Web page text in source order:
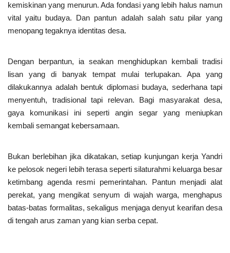
kemiskinan yang menurun. Ada fondasi yang lebih halus namun
vital yaitu budaya. Dan pantun adalah salah satu pilar yang
menopang tegaknya identitas desa.
Dengan berpantun, ia seakan menghidupkan kembali tradisi
lisan yang di banyak tempat mulai terlupakan. Apa yang
dilakukannya adalah bentuk diplomasi budaya, sederhana tapi
menyentuh, tradisional tapi relevan. Bagi masyarakat desa,
gaya komunikasi ini seperti angin segar yang meniupkan
kembali semangat kebersamaan.
Bukan berlebihan jika dikatakan, setiap kunjungan kerja Yandri
ke pelosok negeri lebih terasa seperti silaturahmi keluarga besar
ketimbang agenda resmi pemerintahan. Pantun menjadi alat
perekat, yang mengikat senyum di wajah warga, menghapus
batas-batas formalitas, sekaligus menjaga denyut kearifan desa
di tengah arus zaman yang kian serba cepat.